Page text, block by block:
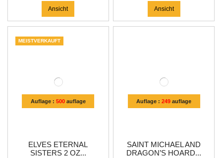
Ansicht Ansicht
Auflage : 500auflage
MEISTVERKAUFT
ELVES ETERNAL
SISTERS 2 OZ...
Auflage :249 auflage
SAINT MICHAEL AND
DRAGON’S HOARD...